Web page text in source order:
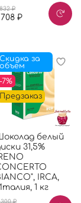
₽
708 ₽
Скидка за
объем
-7%
Предзаказ
белый
31,5%
IRCA,
1 кг
₽